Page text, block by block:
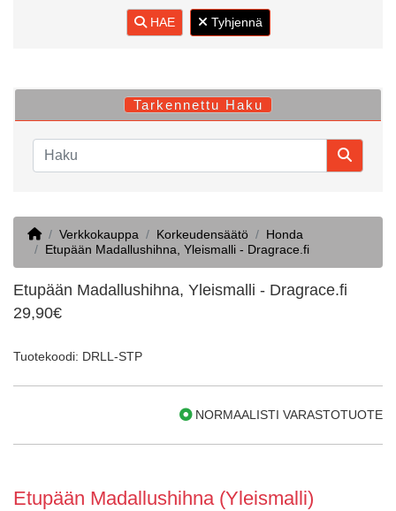
HAE Tyhjennä
Tarkennettu Haku
HomeVerkkokauppa Korkeudensäätö
Honda
Etupään Madallushihna, Yleismalli - Dragrace.fi
Etupään Madallushihna, Yleismalli - Dragrace.fi
29,90€
Tuotekoodi: DRLL-STP
NORMAALISTI VARASTOTUOTE
Etupään Madallushihna (Yleismalli)